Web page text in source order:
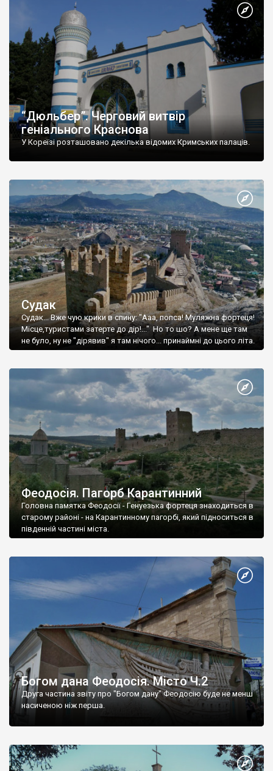
“Дюльбер”. Черговий витвір
геніального Краснова
У Кореїзі розташовано декілька відомих Кримських палаців.
Судак
Судак... Вже чую крики в спину: "Ааа, попса! Муляжна фортеця!
Місце,туристами затерте до дір!..." Но то шо? А мене ще там
не було, ну не "дірявив" я там нічого... принаймні до цього літа.
Феодосія. Пагорб Карантинний
Головна памятка Феодосії - Генуезька фортеця знаходиться в
старому районі - на Карантинному пагорбі, який підноситься в
південній частині міста.
Богом дана Феодосія. Місто Ч.2
Друга частина звіту про "Богом дану" Феодосію буде не менш
насиченою ніж перша.